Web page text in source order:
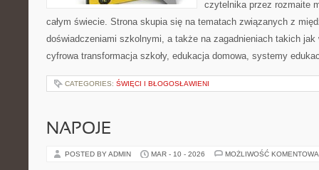
czytelnika przez rozmaite
całym świecie. Strona skupia się na tematach związanych z
doświadczeniami szkolnymi, a także na zagadnieniach takich jak
cyfrowa transformacja szkoły, edukacja domowa, systemy
CATEGORIES: ŚWIĘCI I BŁOGOSŁAWIENI
NAPOJE
POSTED BY ADMIN MAR - 10 - 2026 MOŻLIWOŚĆ